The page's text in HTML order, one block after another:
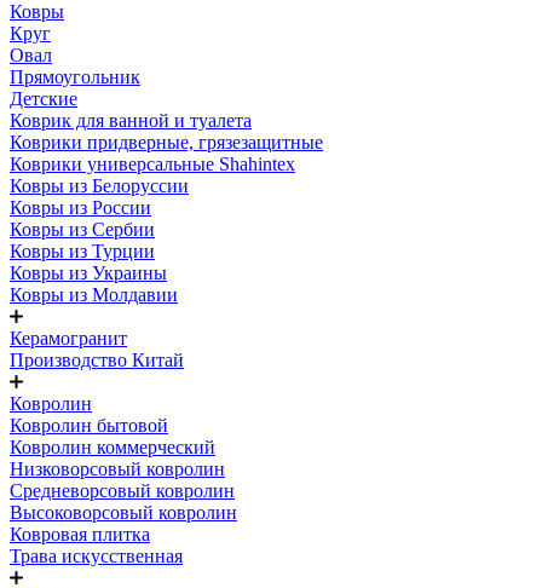
Ковры
Круг
Овал
Прямоугольник
Детские
Коврик для ванной и туалета
Коврики придверные, грязезащитные
Коврики универсальные Shahintex
Ковры из Белоруссии
Ковры из России
Ковры из Сербии
Ковры из Турции
Ковры из Украины
Ковры из Молдавии
Керамогранит
Производство Китай
Ковролин
Ковролин бытовой
Ковролин коммерческий
Низковорсовый ковролин
Средневорсовый ковролин
Высоковорсовый ковролин
Ковровая плитка
Трава искусственная